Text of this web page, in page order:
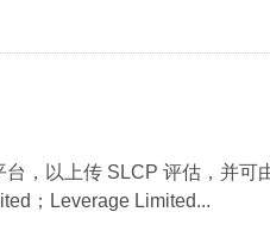
，以上传 SLCP 评估，并
；Leverage Limited...